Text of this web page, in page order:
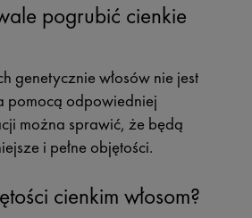
pogrubić cienkie
genetycznie włosów nie jest
pomocą odpowiedniej
można sprawić, że będą
i pełne objętości.
cienkim włosom?